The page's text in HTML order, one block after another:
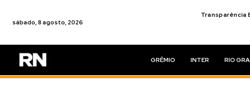
sábado, 8 agosto, 2026
Transparência
GRÊMIO INTER RIO